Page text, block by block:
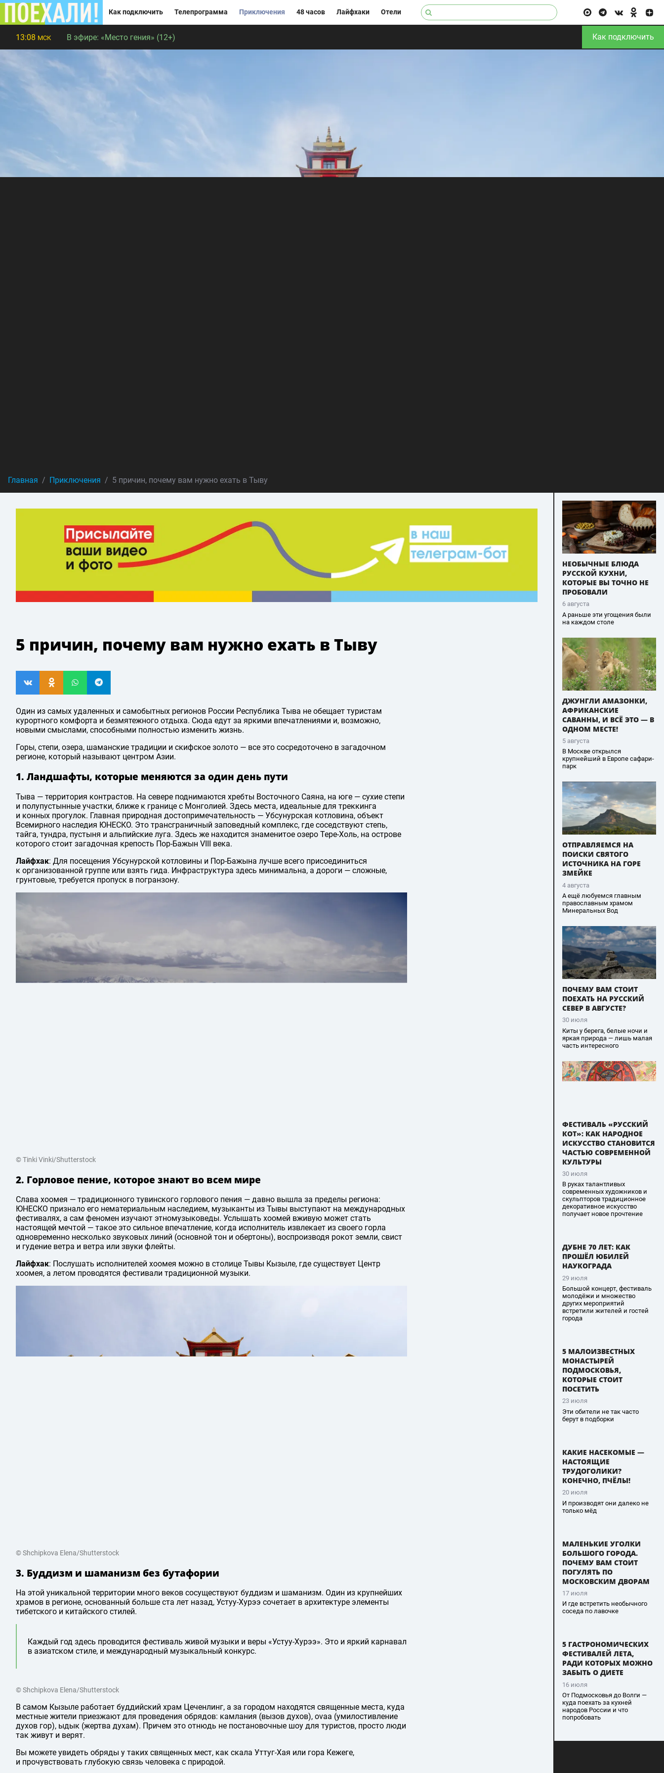
Как подключить Телепрограмма Приключения 48 часов Лайфхаки Отели
13:08 МСК В эфире: «Место гения» (12+) Как подключить
Главная Приключения 5 причин, почему вам нужно ехать в Тыву
5 причин, почему вам нужно ехать в Тыву
Один из самых удаленных и самобытных регионов России Республика Тыва не обещает туристам
курортного комфорта и безмятежного отдыха. Сюда едут за яркими впечатлениями и, возможно,
новыми смыслами, способными полностью изменить жизнь.
Горы, степи, озера, шаманские традиции и скифское золото — все это сосредоточено в загадочном
регионе, который называют центром Азии.
1. Ландшафты, которые меняются за один день пути
Тыва — территория контрастов. На севере поднимаются хребты Восточного Саяна, на юге — сухие степи
и полупустынные участки, ближе к границе с Монголией. Здесь места, идеальные для треккинга
и конных прогулок. Главная природная достопримечательность — Убсунурская котловина, объект
Всемирного наследия ЮНЕСКО. Это трансграничный заповедный комплекс, где соседствуют степь,
тайга, тундра, пустыня и альпийские луга. Здесь же находится знаменитое озеро Тере-Холь, на острове
которого стоит загадочная крепость Пор-Бажын VIII века.
Лайфхак: Для посещения Убсунурской котловины и Пор-Бажына лучше всего присоединиться
к организованной группе или взять гида. Инфраструктура здесь минимальна, а дороги — сложные,
грунтовые, требуется пропуск в погранзону.
© Tinki Vinki/Shutterstock
2. Горловое пение, которое знают во всем мире
Слава хоомея — традиционного тувинского горлового пения — давно вышла за пределы региона:
ЮНЕСКО признало его нематериальным наследием, музыканты из Тывы выступают на международных
фестивалях, а сам феномен изучают этномузыковеды. Услышать хоомей вживую может стать
настоящей мечтой — такое это сильное впечатление, когда исполнитель извлекает из своего горла
одновременно несколько звуковых линий (основной тон и обертоны), воспроизводя рокот земли, свист
и гудение ветра и ветра или звуки флейты.
Лайфхак: Послушать исполнителей хоомея можно в столице Тывы Кызыле, где существует Центр
хоомея, а летом проводятся фестивали традиционной музыки.
© Shchipkova Elena/Shutterstock
3. Буддизм и шаманизм без бутафории
На этой уникальной территории много веков сосуществуют буддизм и шаманизм. Один из крупнейших
храмов в регионе, основанный больше ста лет назад, Устуу-Хурээ сочетает в архитектуре элементы
тибетского и китайского стилей.
Каждый год здесь проводится фестиваль живой музыки и веры «Устуу-Хурээ». Это и яркий карнавал
в азиатском стиле, и международный музыкальный конкурс.
© Shchipkova Elena/Shutterstock
В самом Кызыле работает буддийский храм Цеченлинг, а за городом находятся священные места, куда
местные жители приезжают для проведения обрядов: камлания (вызов духов), ovaa (умилостивление
духов гор), ыдык (жертва духам). Причем это отнюдь не постановочные шоу для туристов, просто люди
так живут и верят.
Вы можете увидеть обряды у таких священных мест, как скала Уттуг-Хая или гора Кежеге,
и прочувствовать глубокую связь человека с природой.
НЕОБЫЧНЫЕ БЛЮДА
РУССКОЙ КУХНИ,
КОТОРЫЕ ВЫ ТОЧНО НЕ
ПРОБОВАЛИ
6 августа
А раньше эти угощения были
на каждом столе
ДЖУНГЛИ АМАЗОНКИ,
АФРИКАНСКИЕ
САВАННЫ, И ВСЁ ЭТО — В
ОДНОМ МЕСТЕ!
5 августа
В Москве открылся
крупнейший в Европе сафари-
парк
ОТПРАВЛЯЕМСЯ НА
ПОИСКИ СВЯТОГО
ИСТОЧНИКА НА ГОРЕ
ЗМЕЙКЕ
4 августа
А ещё любуемся главным
православным храмом
Минеральных Вод
ПОЧЕМУ ВАМ СТОИТ
ПОЕХАТЬ НА РУССКИЙ
СЕВЕР В АВГУСТЕ?
30 июля
Киты у берега, белые ночи и
яркая природа — лишь малая
часть интересного
ФЕСТИВАЛЬ «РУССКИЙ
КОТ»: КАК НАРОДНОЕ
ИСКУССТВО СТАНОВИТСЯ
ЧАСТЬЮ СОВРЕМЕННОЙ
КУЛЬТУРЫ
30 июля
В руках талантливых
современных художников и
скульпторов традиционное
декоративное искусство
получает новое прочтение
ДУБНЕ 70 ЛЕТ: КАК
ПРОШЁЛ ЮБИЛЕЙ
НАУКОГРАДА
29 июля
Большой концерт, фестиваль
молодёжи и множество
других мероприятий
встретили жителей и гостей
города
5 МАЛОИЗВЕСТНЫХ
МОНАСТЫРЕЙ
ПОДМОСКОВЬЯ,
КОТОРЫЕ СТОИТ
ПОСЕТИТЬ
23 июля
Эти обители не так часто
берут в подборки
КАКИЕ НАСЕКОМЫЕ —
НАСТОЯЩИЕ
ТРУДОГОЛИКИ?
КОНЕЧНО, ПЧЁЛЫ!
20 июля
И производят они далеко не
только мёд
МАЛЕНЬКИЕ УГОЛКИ
БОЛЬШОГО ГОРОДА.
ПОЧЕМУ ВАМ СТОИТ
ПОГУЛЯТЬ ПО
МОСКОВСКИМ ДВОРАМ
17 июля
И где встретить необычного
соседа по лавочке
5 ГАСТРОНОМИЧЕСКИХ
ФЕСТИВАЛЕЙ ЛЕТА,
РАДИ КОТОРЫХ МОЖНО
ЗАБЫТЬ О ДИЕТЕ
16 июля
От Подмосковья до Волги —
куда поехать за кухней
народов России и что
попробовать